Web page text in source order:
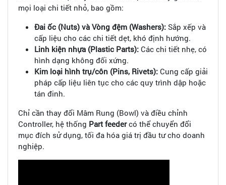
mọi loại chi tiết nhỏ, bao gồm:
Đai ốc (Nuts) và Vòng đệm (Washers): Sắp xếp và
cấp liệu cho các chi tiết dẹt, khó định hướng.
Linh kiện nhựa (Plastic Parts): Các chi tiết nhẹ, có
hình dạng không đối xứng.
Kim loại hình trụ/côn (Pins, Rivets): Cung cấp giải
pháp cấp liệu liên tục cho các quy trình dập hoặc
tán đinh.
Chỉ cần thay đổi Mâm Rung (Bowl) và điều chỉnh
Controller, hệ thống Part feedercó thể chuyển đổi
mục đích sử dụng, tối đa hóa giá trị đầu tư cho doanh
nghiệp.